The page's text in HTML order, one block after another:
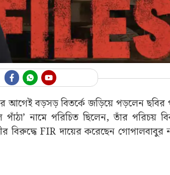
আগেই বড়সড় বিতর্কে জড়িয়ে পড়লেন ছবির
নামে পরিচিত ছিলেন, তাঁর পরিচয়
বিরুদ্ধে FIR দায়ের করেছেন গোপালবাবুর